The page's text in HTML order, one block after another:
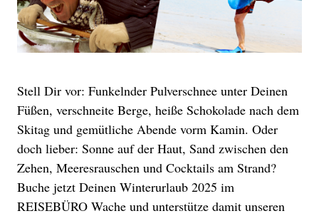
Stell Dir vor: Funkelnder Pulverschnee unter Deinen
Füßen, verschneite Berge, heiße Schokolade nach dem
Skitag und gemütliche Abende vorm Kamin. Oder
doch lieber: Sonne auf der Haut, Sand zwischen den
Zehen, Meeresrauschen und Cocktails am Strand?
Buche jetzt Deinen Winterurlaub 2025 im
REISEBÜRO Wache und unterstütze damit unseren